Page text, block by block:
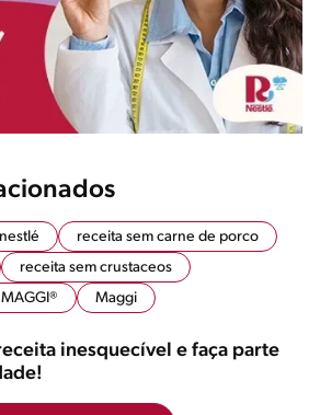
receita sem carne de porco
receita sem crustaceos
MAGGI® Maggi
inesquecível e faça parte